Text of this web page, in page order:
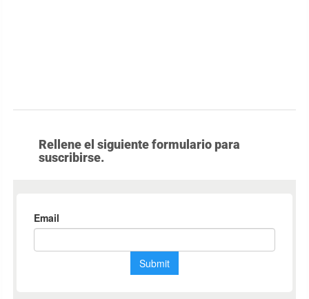
Rellene el siguiente formulario para
suscribirse.